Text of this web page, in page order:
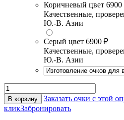
Коричневый цвет 6900
Качественные,
Ю.-В. Азии
Серый цвет 6900 ₽
Качественные,
Ю.-В. Азии
В корзину Заказать очки с этой
кликЗабронировать